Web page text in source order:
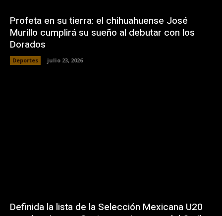
Profeta en su tierra: el chihuahuense José
Murillo cumplirá su sueño al debutar con los
Dorados
Deportes julio 23, 2026
Definida la lista de la Selección Mexicana U20